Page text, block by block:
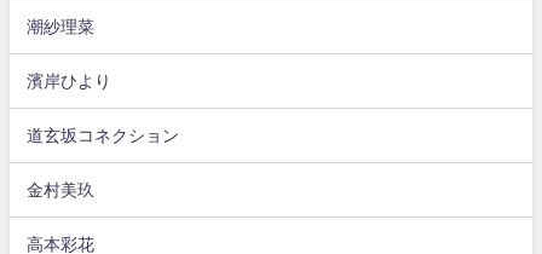
潮紗理菜
濱岸ひより
道玄坂コネクション
金村美玖
高本彩花